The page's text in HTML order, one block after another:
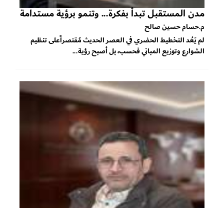
مدن المستقبل تبدأ بفكرة... وتنمو برؤية مستدامة
م.حسام حسين صالح
لم يَعُد التخطيط الحضري في العصر الحديث مُقتصراًعلى تنظيم
الشوارع وتوزيع المباني فحسب، بل أصبح رؤية...